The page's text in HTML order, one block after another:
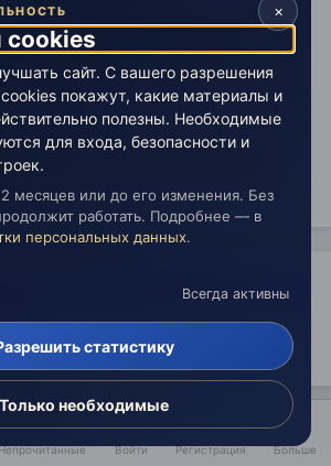
аккаунт
Войти
Войдите здесь.
Войти сейчас
12
Войти Регистрация Больше
×
cookies
сайт. С вашего разрешения
покажут, какие материалы и
полезны. Необходимые
для входа, безопасности и
месяцев или до его изменения. Без
работать. Подробнее — в
персональных данных.
Всегда активны
статистику
Только необходимые